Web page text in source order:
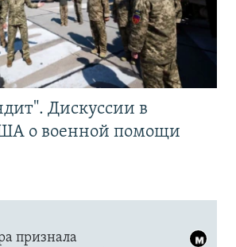
Дискуссии в
о военной помощи